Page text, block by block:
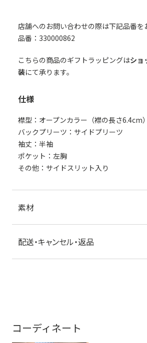
店舗へのお問い合わせの際は下記品番を
品番：330000862
こちらの商品のギフトラッピングはショ
装にて承ります。
仕様
襟型：オープンカラー（襟の長さ6.4cm）
バックプリーツ：サイドプリーツ
袖丈：半袖
ポケット：左胸
その他：サイドスリット入り
素材
配送・キャンセル・返品
コーディネート